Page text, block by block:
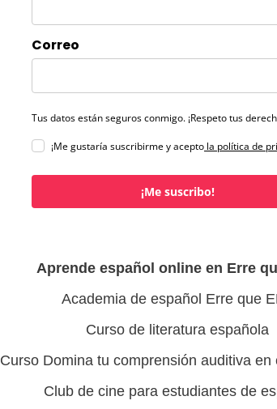
Correo
Tus datos están seguros conmigo. ¡Respeto tus
¡Me gustaría suscribirme y acepto la política de
¡Me suscribo!
Aprende español online en Erre
Academia de español Erre que
Curso de literatura española
Curso Domina tu comprensión auditiva en
Club de cine para estudiantes de